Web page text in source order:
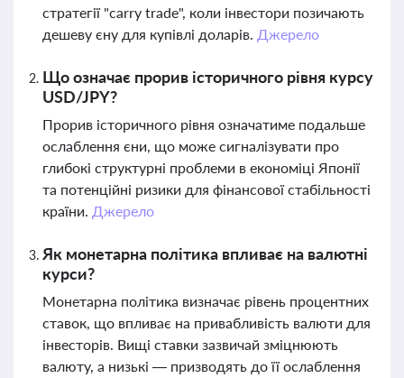
стратегії "carry trade", коли інвестори позичають
дешеву єну для купівлі доларів. Джерело
Що означає прорив історичного рівня курсу
USD/JPY?
Прорив історичного рівня означатиме подальше
ослаблення єни, що може сигналізувати про
глибокі структурні проблеми в економіці Японії
та потенційні ризики для фінансової стабільності
країни. Джерело
Як монетарна політика впливає на валютні
курси?
Монетарна політика визначає рівень процентних
ставок, що впливає на привабливість валюти для
інвесторів. Вищі ставки зазвичай зміцнюють
валюту, а низькі — призводять до її ослаблення